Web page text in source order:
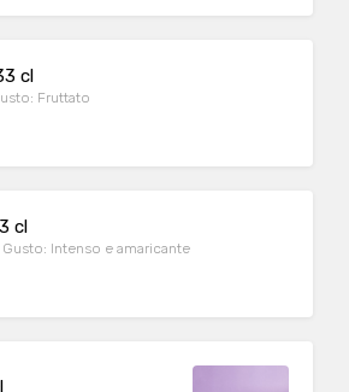
cl
Fruttato
cl
Gusto: Intenso e amaricante